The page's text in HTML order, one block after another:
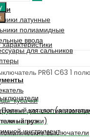
латунные
полиамидные
ввода
для сальников
кусачки
для снятия
нож
инструмент
PR61 C63 1
каталог
нагрузки)
выключатели